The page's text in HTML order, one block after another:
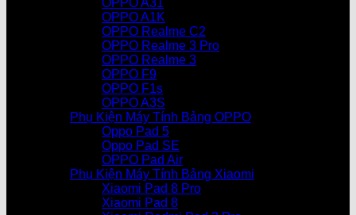
OPPO A31
OPPO A1K
OPPO Realme C2
OPPO Realme 3 Pro
OPPO Realme 3
OPPO F9
OPPO F1s
OPPO A3S
Phụ Kiện Máy Tính Bảng OPPO
Oppo Pad 5
Oppo Pad SE
OPPO Pad Air
Phụ Kiện Máy Tính Bảng Xiaomi
Xiaomi Pad 8 Pro
Xiaomi Pad 8